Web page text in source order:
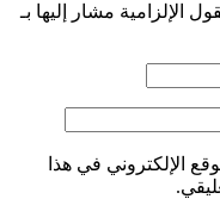
الإلزامية مشار إليها بـ
الإلكتروني في هذا